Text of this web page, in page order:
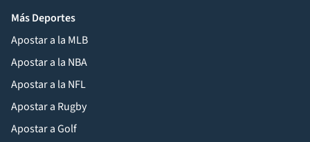
Más Deportes
Apostar a la MLB
Apostar a la NBA
Apostar a la NFL
Apostar a Rugby
Apostar a Golf